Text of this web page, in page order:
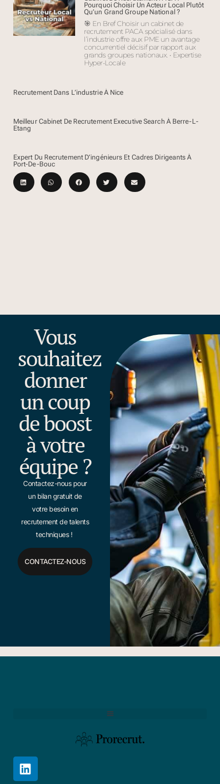
Pourquoi Choisir Un Acteur Local Plutôt
Qu’un Grand Groupe National ?
🎯 En Bref Choisir un cabinet de
recrutement PACA spécialisé dans
l’industrie offre aux PME un avantage
concurrentiel décisif par rapport aux
grands groupes nationaux. • Expertise
Hyper-Locale
Recrutement Dans L’industrie À Nice
Meilleur Cabinet De Recrutement Executive Search À Berre-L-
Etang
Expert Du Recrutement D’ingénieurs Et Cadres Dirigeants À
Port-De-Bouc
Vous
souhaitez
donner
un coup
de boost
à votre
équipe ?
Contactez-nous pour
un bilan gratuit de
votre besoin en
recrutement de talents
techniques !
CONTACTEZ-NOUS